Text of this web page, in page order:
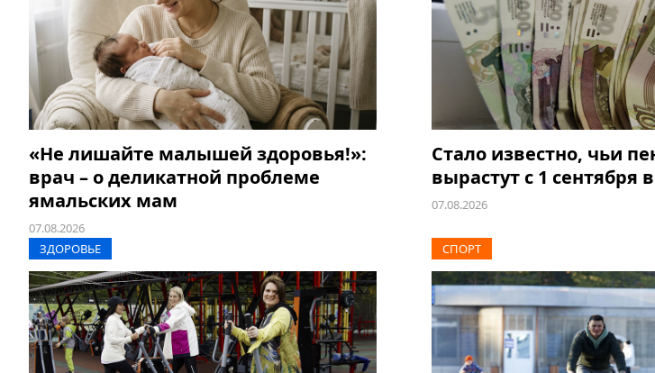
«Не лишайте малышей здоровья!»:
врач – о деликатной проблеме
ямальских мам
07.08.2026
Стало известно, чьи
вырастут с 1 сентября
07.08.2026
ЗДОРОВЬЕ СПОРТ